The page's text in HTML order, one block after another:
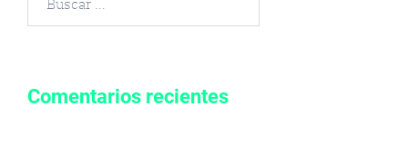
Comentarios recientes